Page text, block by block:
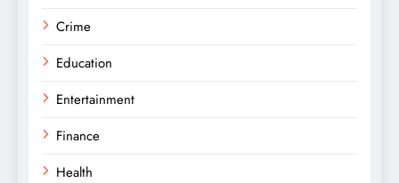
Crime
Education
Entertainment
Finance
Health